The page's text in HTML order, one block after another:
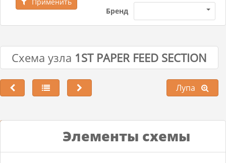
Бренд
Схема узла 1ST PAPER FEED SECTION
Лупа
Элементы схемы